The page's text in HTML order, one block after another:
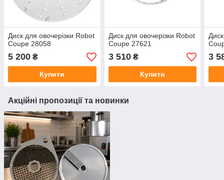
Диск для овочерізки Robot
Coupe 28058
5 200 ₴
Купити
Диск для овочерізки Robot
Coupe 27621
3 510₴
Купити
3
Акційні пропозиції та новинки